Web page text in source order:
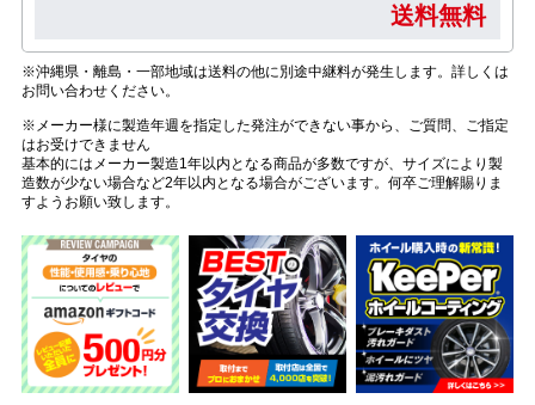
送料無料
※沖縄県・離島・一部地域は送料の他に別途中継料が発生します。詳しくは
お問い合わせください。
※メーカー様に製造年週を指定した発注ができない事から、ご質問、ご指定
はお受けできません
基本的にはメーカー製造1年以内となる商品が多数ですが、サイズにより製
造数が少ない場合など2年以内となる場合がございます。何卒ご理解賜りま
すようお願い致します。